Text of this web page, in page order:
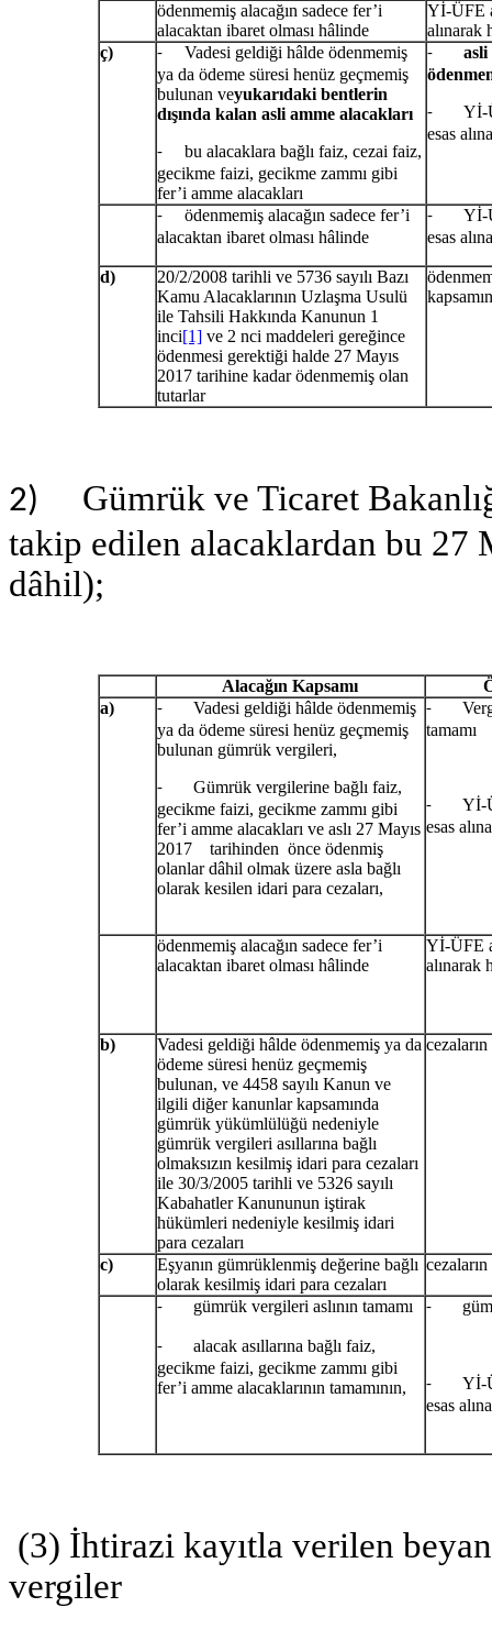
ödenmemiş alacağın sadece fer’i
alacaktan ibaret olması hâlinde
Yİ-ÜFE
alınarak
ç)
-Vadesi geldiği hâlde ödenmemiş
ya da ödeme süresi henüz geçmemiş
bulunan veyukarıdaki bentlerin
dışında kalan asli amme alacakları
-bu alacaklara bağlı faiz, cezai faiz,
gecikme faizi, gecikme zammı gibi
fer’i amme alacakları
-
asli
-Yİ-
esas
-ödenmemiş alacağın sadece fer’i
alacaktan ibaret olması hâlinde
-Yİ-
esas
d)
20/2/2008 tarihli ve 5736 sayılı Bazı
Kamu Alacaklarının Uzlaşma Usulü
ile Tahsili Hakkında Kanunun 1
inci[1]ve 2 nci maddeleri gereğince
ödenmesi gerektiği halde 27 Mayıs
2017 tarihine kadar ödenmemiş olan
tutarlar
2)
Gümrük ve Ticaret
takip edilen alacaklardan bu
dâhil);
Alacağın Kapsamı
a)
-Vadesi geldiği hâlde ödenmemiş
ya da ödeme süresi henüz geçmemiş
bulunan gümrük vergileri,
-Gümrük vergilerine bağlı faiz,
gecikme faizi, gecikme zammı gibi
fer’i amme alacakları ve aslı 27 Mayıs
2017 tarihinden önce ödenmiş
olanlar dâhil olmak üzere asla bağlı
olarak kesilen idari para cezaları,
-
tamamı
-Yİ-
esas
ödenmemiş alacağın sadece fer’i
alacaktan ibaret olması hâlinde
Yİ-ÜFE
alınarak
b)
Vadesi geldiği hâlde ödenmemiş ya da
ödeme süresi henüz geçmemiş
bulunan, ve 4458 sayılı Kanun ve
ilgili diğer kanunlar kapsamında
gümrük yükümlülüğü nedeniyle
gümrük vergileri asıllarına bağlı
olmaksızın kesilmiş idari para cezaları
ile 30/3/2005 tarihli ve 5326 sayılı
Kabahatler Kanununun iştirak
hükümleri nedeniyle kesilmiş idari
para cezaları
cezaların
c)
Eşyanın gümrüklenmiş değerine bağlı
olarak kesilmiş idari para cezaları
-gümrük vergileri aslının tamamı
-alacak asıllarına bağlı faiz,
gecikme faizi, gecikme zammı gibi
fer’i amme alacaklarının tamamının,
-gümrük
-Yİ-
esas
(3) İhtirazi kayıtla verilen
vergiler